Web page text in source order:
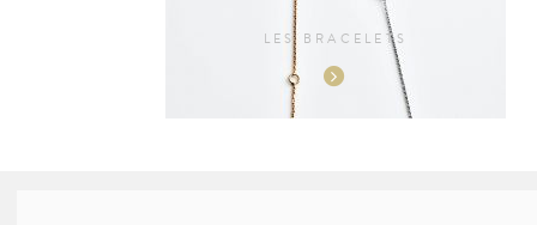
LES BRACELETS